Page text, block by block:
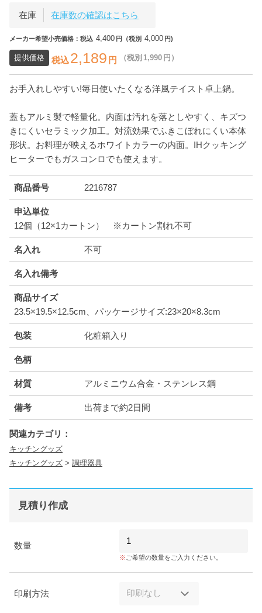
在庫 在庫数の確認はこちら
メーカー希望小売価格：税込 4,400 円（税別 4,000 円)
提供価格 税込2,189 円 （税別 1,990 円）
お手入れしやすい!毎日使いたくなる洋風テイスト卓上鍋。
蓋もアルミ製で軽量化。内面は汚れを落としやすく、キズつ
きにくいセラミック加工。対流効果でふきこぼれにくい本体
形状。お料理が映えるホワイトカラーの内面。IHクッキング
ヒーターでもガスコンロでも使えます。
商品番号 2216787
申込単位
12個（12×1カートン） ※カートン割れ不可
名入れ 不可
名入れ備考
商品サイズ
23.5×19.5×12.5cm、パッケージサイズ:23×20×8.3cm
包装 化粧箱入り
色柄
材質 アルミニウム合金・ステンレス鋼
備考 出荷まで約2日間
関連カテゴリ：
キッチングッズ
キッチングッズ > 調理器具
見積り作成
数量
ご希望の数量をご入力ください。
印刷方法